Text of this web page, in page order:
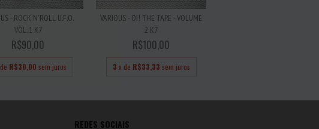
- ROCK'N'ROLL U.F.O.
VOL. 1 K7
R$90,00
R$30,00 sem juros
VARIOUS - OI! THE TAPE - VOLUME
2 K7
R$100,00
3 x de R$33,33 sem juros
REDES SOCIAIS